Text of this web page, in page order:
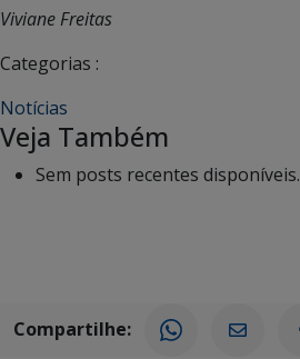
Viviane Freitas
Categorias :
Notícias
Veja Também
Sem posts recentes disponíveis.
Compartilhe: